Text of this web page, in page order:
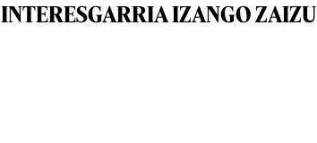
INTERESGARRIA IZANGO ZAIZU